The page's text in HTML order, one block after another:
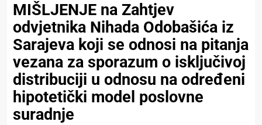
MIŠLJENJE na Zahtjev
odvjetnika Nihada Odobašića iz
Sarajeva koji se odnosi na pitanja
vezana za sporazum o isključivoj
distribuciji u odnosu na određeni
hipotetički model poslovne
suradnje